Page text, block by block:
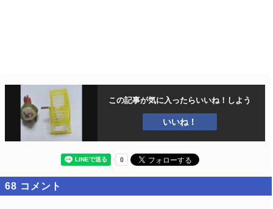
この記事が気に入ったらいいね！しよう
いいね！
68 コメント